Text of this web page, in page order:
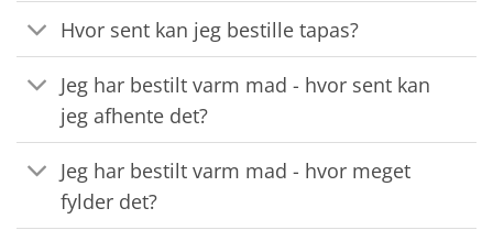
Hvor sent kan jeg bestille tapas?
Jeg har bestilt varm mad - hvor sent kan
jeg afhente det?
Jeg har bestilt varm mad - hvor meget
fylder det?